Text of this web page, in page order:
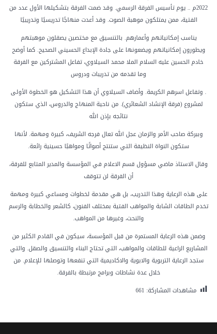
2022م .. يوم تأسيس الفرقة الرسمي. وقد ضمت الفرقة بتشكيلها الأول عدد من
الفتية، ممن يمتلكون موهبة الصوت. وقد أعدت منهاجًا تدريسيًا وتدريبيًا
يناسب إمكانياتهم وأعمارهم. بالتنسيق مع مختصين يصقلون موهبتهم
ويطورون إمكانياتهم ويضعونها على جادة الإبداع الحسيني الصحيح. كما أوضح
خادم الحسين عليه السلام الملا محمد السيلاوي، تفاعل المشتركين مع الفرقة
وما تقدمه من تدريبات ودروس
. وتفاعل اسرهم الكريمة. وأضاف السيلاوي أن هذا التشكيل هو الخطوة الأولى
لمشروع (فرقة الإنشاد الشعائري). من ناحية المنهاج والدروس، الذي ستكون
نتائجه بإذن الله
وببركة صاحب الأمر والزمان عجل الله تعال فرجه الشريف، كبيرة ومهمة. لأنها
ستكون النواة النظيفة التي ستنتج أصواتًا ومواهبًا حسينية رائعة.
وقال الاستاذ ماضي مسؤول قسم الاعلام في المؤسسة والمدير المتابع للفرقة،
أن الفرقة لن تتوقف
على هذه الرعاية وهذا التدريب، بل هي مقدمة لخطوات ومساعي كبيرة ومهمة
تخدم الطاقات الشابة والمواهب الفتية بمختلف الفنون، كالشعر والخطابة والرسم
والنحت، وغيرها من المواهب.
وضمن هذه الرعاية المستمرة من قبل المؤسسة، سيكون في القادم الكثير من
المشاريع الراعية للطاقات والمواهب، التي تحتاج البناء والتنسيق والصقل. والتي
ستجد الرعاية التربوية والابوية والاكاديمية التي تنفعها وتوصلها للإعلام. من
خلال عدة نشاطات وبرامج مرتبطة بالفرقة.
مشاهدات المشاركة: 661